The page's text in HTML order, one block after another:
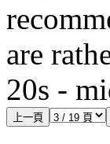
are
20s -
上一頁